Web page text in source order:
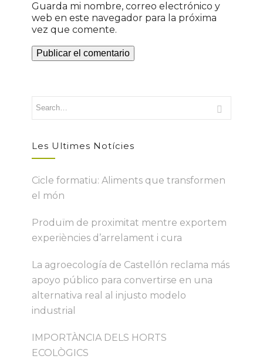
Guarda mi nombre, correo electrónico y
web en este navegador para la próxima
vez que comente.
Les Ultimes Notícies
Cicle formatiu: Aliments que transformen
el món
Produïm de proximitat mentre exportem
experiències d’arrelament i cura
La agroecología de Castellón reclama más
apoyo público para convertirse en una
alternativa real al injusto modelo
industrial
IMPORTÀNCIA DELS HORTS
ECOLÒGICS